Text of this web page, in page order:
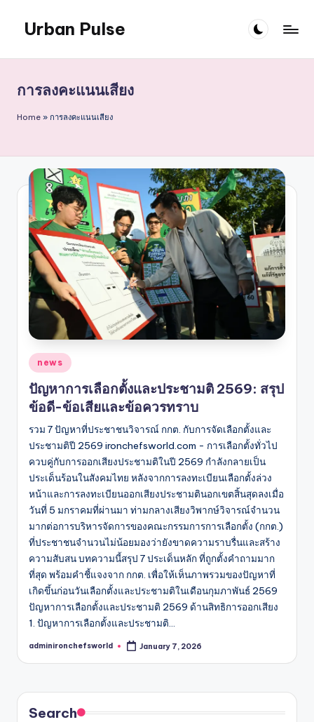
content
Urban Pulse
การลงคะแนนเสียง
Home » การลงคะแนนเสียง
Posted
in
news
ปัญหาการเลือกตั้งและประชามติ 2569: สรุป
ข้อดี-ข้อเสียและข้อควรทราบ
รวม 7 ปัญหาที่ประชาชนวิจารณ์ กกต. กับการจัดเลือกตั้งและ
ประชามติปี 2569 ironchefsworld.com - การเลือกตั้งทั่วไป
ควบคู่กับการออกเสียงประชามติในปี 2569 กำลังกลายเป็น
ประเด็นร้อนในสังคมไทย หลังจากการลงทะเบียนเลือกตั้งล่วง
หน้าและการลงทะเบียนออกเสียงประชามตินอกเขตสิ้นสุดลงเมื่อ
วันที่ 5 มกราคมที่ผ่านมา ท่ามกลางเสียงวิพากษ์วิจารณ์จำนวน
มากต่อการบริหารจัดการของคณะกรรมการการเลือกตั้ง (กกต.)
ที่ประชาชนจำนวนไม่น้อยมองว่ายังขาดความราบรื่นและสร้าง
ความสับสน บทความนี้สรุป 7 ประเด็นหลัก ที่ถูกตั้งคำถามมาก
ที่สุด พร้อมคำชี้แจงจาก กกต. เพื่อให้เห็นภาพรวมของปัญหาที่
เกิดขึ้นก่อนวันเลือกตั้งและประชามติในเดือนกุมภาพันธ์ 2569
ปัญหาการเลือกตั้งและประชามติ 2569 ด้านสิทธิการออกเสียง
1. ปัญหาการเลือกตั้งและประชามติ…
Posted
adminironchefsworld January 7, 2026
Search